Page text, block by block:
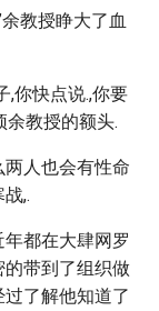
教授睁大了血
,你快点说.,你要
余教授的额头.
人也会有性命
,.
都在大肆网罗
的带到了组织做
了解他知道了